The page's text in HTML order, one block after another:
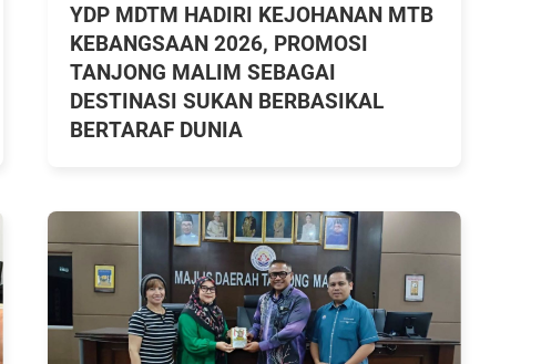
YDP MDTM HADIRI KEJOHANAN MTB
KEBANGSAAN 2026, PROMOSI
TANJONG MALIM SEBAGAI
DESTINASI SUKAN BERBASIKAL
BERTARAF DUNIA